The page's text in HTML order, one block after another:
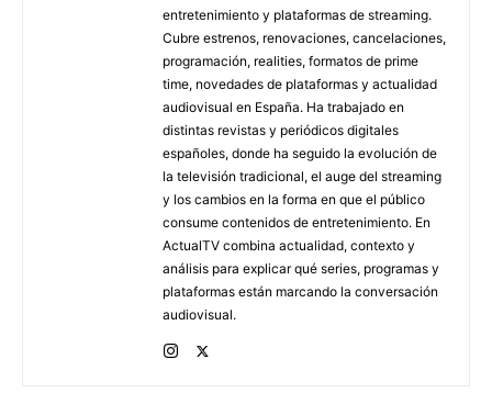
entretenimiento y plataformas de streaming.
Cubre estrenos, renovaciones, cancelaciones,
programación, realities, formatos de prime
time, novedades de plataformas y actualidad
audiovisual en España. Ha trabajado en
distintas revistas y periódicos digitales
españoles, donde ha seguido la evolución de
la televisión tradicional, el auge del streaming
y los cambios en la forma en que el público
consume contenidos de entretenimiento. En
ActualTV combina actualidad, contexto y
análisis para explicar qué series, programas y
plataformas están marcando la conversación
audiovisual.